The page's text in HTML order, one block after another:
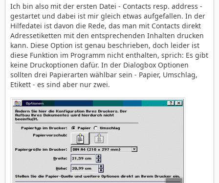
Ich bin also mit der ersten Datei - Contacts resp. address -
gestartet und dabei ist mir gleich etwas aufgefallen. In der
Hilfedatei ist davon die Rede, das man mit Contacts direkt
Adressetiketten mit den entsprechenden Inhalten drucken
kann. Diese Option ist genau beschrieben, doch leider ist
diese Funktion im Programm nicht enthalten, sprich: Es gibt
keine Druckoptionen dafür. In der Dialogbox Optionen
sollten drei Papierarten wählbar sein - Papier, Umschlag,
Etikett - es sind aber nur zwei.